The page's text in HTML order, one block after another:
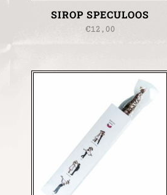
SIROP SPECULOOS
€12,00